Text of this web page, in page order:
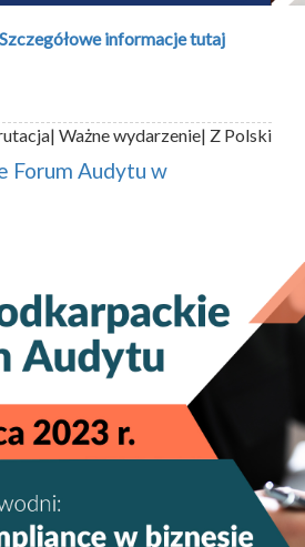
Szczegółowe informacje tutaj
| Ważne wydarzenie| Z Polski
Forum Audytu w